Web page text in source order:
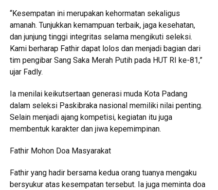
“Kesempatan ini merupakan kehormatan sekaligus
amanah. Tunjukkan kemampuan terbaik, jaga kesehatan,
dan junjung tinggi integritas selama mengikuti seleksi.
Kami berharap Fathir dapat lolos dan menjadi bagian dari
tim pengibar Sang Saka Merah Putih pada HUT RI ke-81,”
ujar Fadly.
Ia menilai keikutsertaan generasi muda Kota Padang
dalam seleksi Paskibraka nasional memiliki nilai penting.
Selain menjadi ajang kompetisi, kegiatan itu juga
membentuk karakter dan jiwa kepemimpinan.
Fathir Mohon Doa Masyarakat
Fathir yang hadir bersama kedua orang tuanya mengaku
bersyukur atas kesempatan tersebut. Ia juga meminta doa